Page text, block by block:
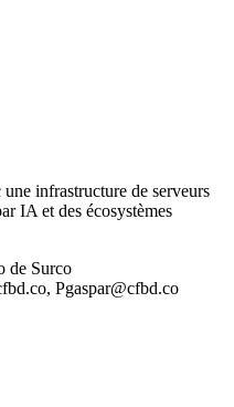
infrastructure de serveurs
IA et des écosystèmes
de Surco
Pgaspar@cfbd.co